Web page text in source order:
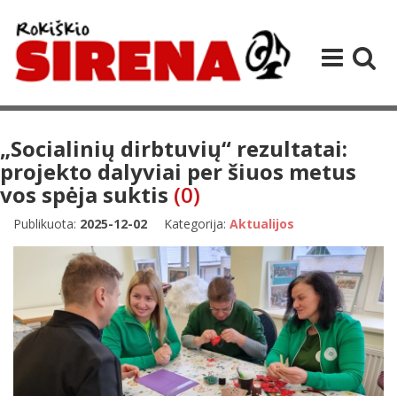
„Socialinių dirbtuvių“ rezultatai:
projekto dalyviai per šiuos metus
vos spėja suktis (0)
Publikuota: 2025-12-02 Kategorija: Aktualijos